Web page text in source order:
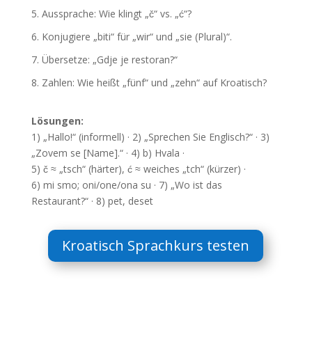
Aussprache: Wie klingt „č“ vs. „ć“?
Konjugiere „biti“ für „wir“ und „sie (Plural)“.
Übersetze: „Gdje je restoran?“
Zahlen: Wie heißt „fünf“ und „zehn“ auf Kroatisch?
Lösungen:
1) „Hallo!“ (informell) · 2) „Sprechen Sie Englisch?“ · 3)
„Zovem se [Name].“ · 4) b) Hvala ·
5) č ≈ „tsch“ (härter), ć ≈ weiches „tch“ (kürzer) ·
6) mi smo; oni/one/ona su · 7) „Wo ist das
Restaurant?“ · 8) pet, deset
Kroatisch Sprachkurs testen